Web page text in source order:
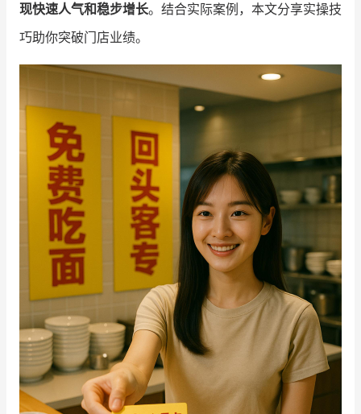
培训课程
私域课程
增长俱乐部
增长俱乐部 有赞商盟
商家社区 社群交流
合作共进
入驻有赞 认证代理商
认证服务商 设计服务商
有赞云 数据通服务
现快速人气和稳步增长。结合实际案例，本文分享实操技
巧助你突破门店业绩。